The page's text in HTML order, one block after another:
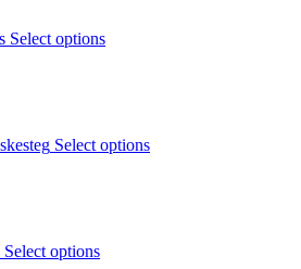
Select options
Select options
Select options